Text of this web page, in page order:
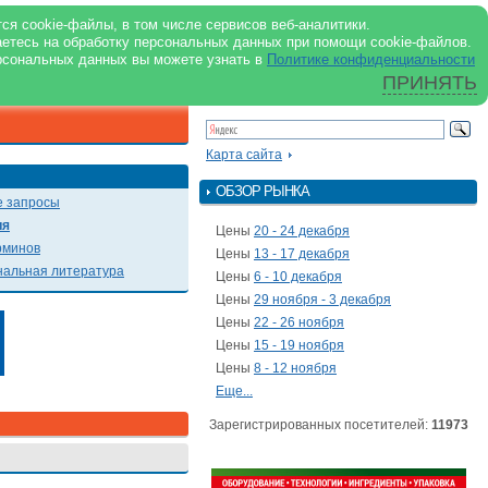
cookie-файлы, в том числе сервисов веб-аналитики.
на обработку персональных данных при помощи cookie-файлов.
данных вы можете узнать в Политике конфиденциальности
ПРИНЯТЬ
support@milkbranch.ru
О портале
Реклама в журнале
Реклама на портале
Архив номеров
запросы
литература
Карта сайта
ОБЗОР РЫНКА
Цены 20 - 24 декабря
Цены 13 - 17 декабря
Цены 6 - 10 декабря
Цены 29 ноября - 3 декабря
Цены 22 - 26 ноября
Цены 15 - 19 ноября
Цены 8 - 12 ноября
Еще...
Зарегистрированных посетителей: 11973